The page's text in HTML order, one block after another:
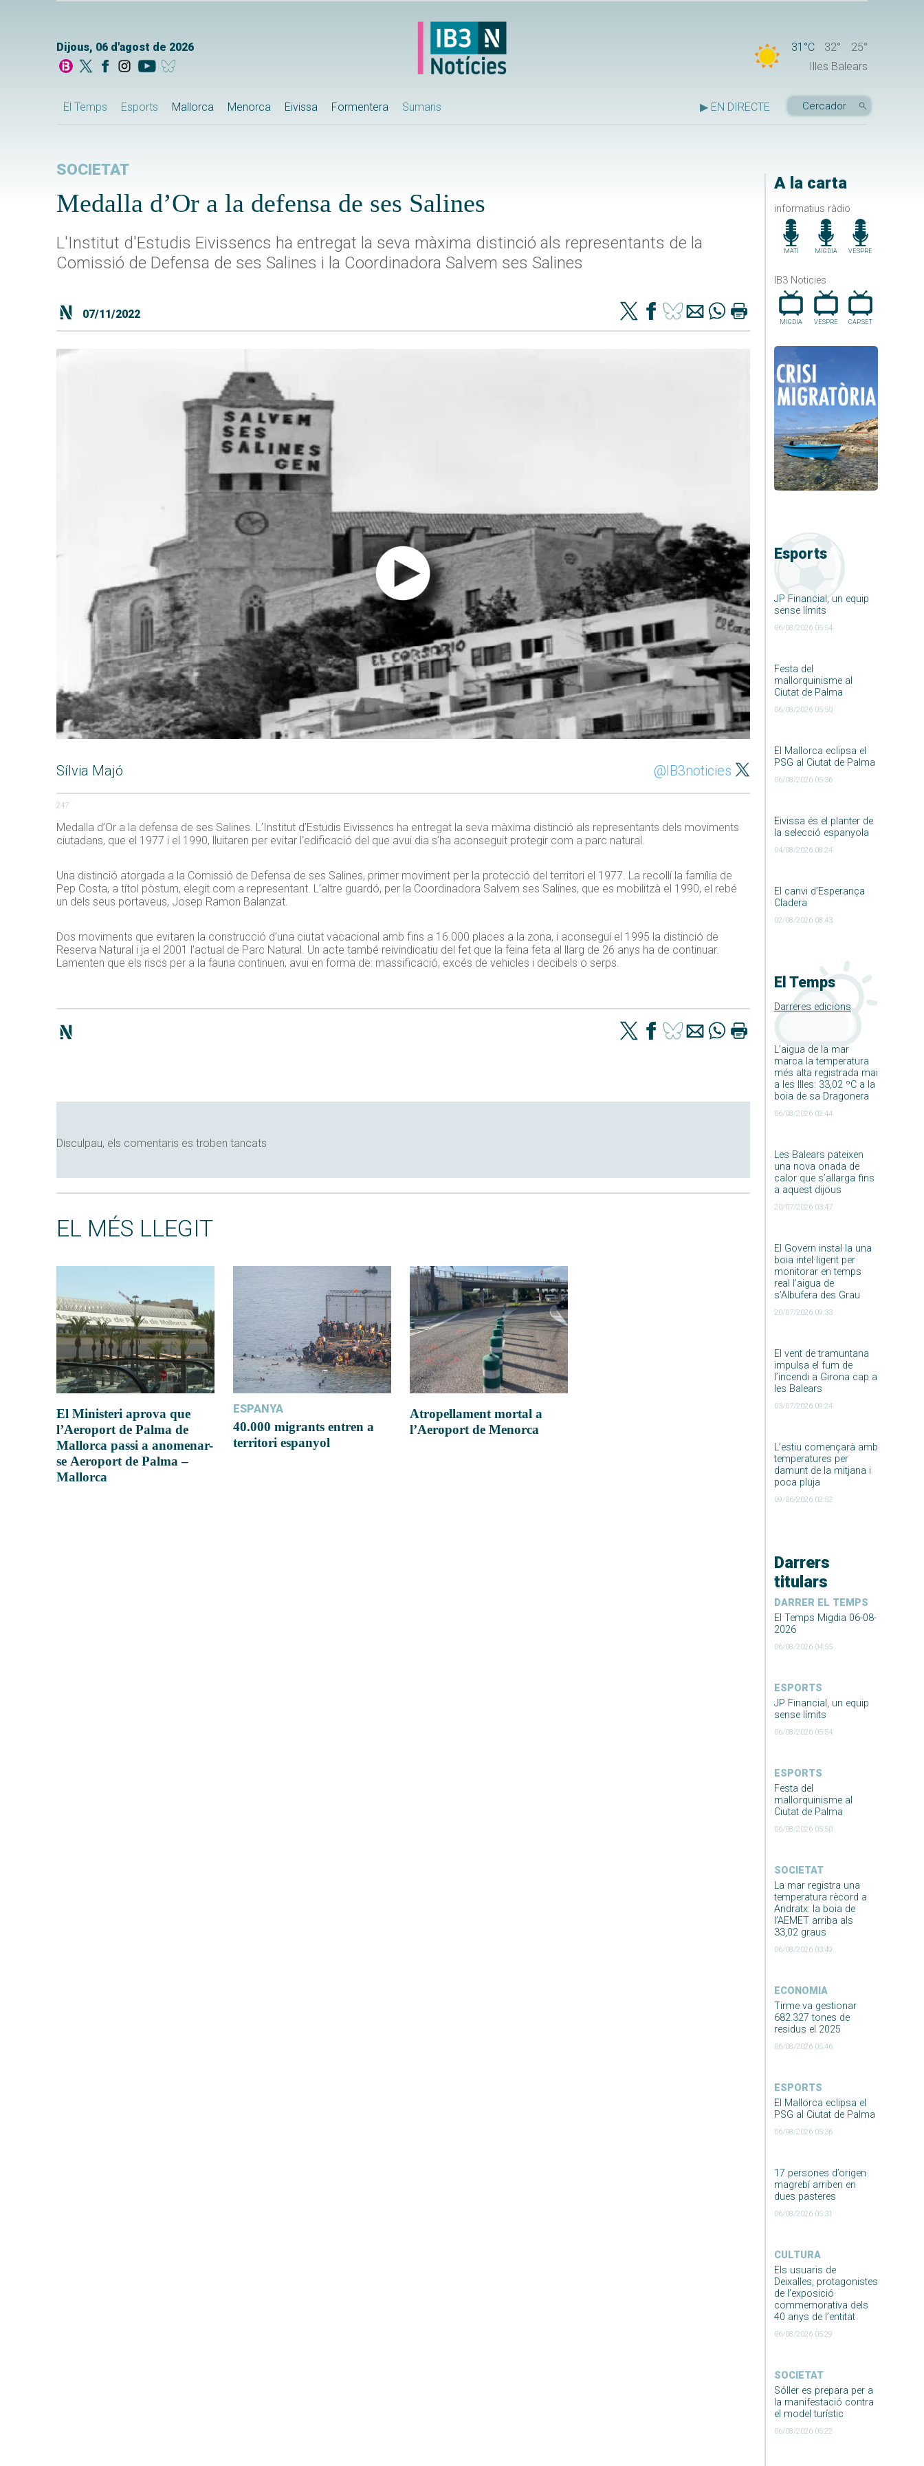
Dijous, 06 d'agost de 2026 31°C 32°
25°
Illes Balears
El Temps Esports Mallorca Menorca Eivissa Formentera Sumaris ▶ EN DIRECTE
A la carta
informatius ràdio
MATÍ MIGDIA VESPRE
IB3 Noticies
MIGDIA VESPRE CAP.SET
Esports
JP Financial, un equip
sense límits
06/08/2026 05:54
Festa del
mallorquinisme al
Ciutat de Palma
06/08/2026 05:50
El Mallorca eclipsa el
PSG al Ciutat de Palma
06/08/2026 05:36
Eivissa és el planter de
la selecció espanyola
04/08/2026 08:24
El canvi d’Esperança
Cladera
02/08/2026 08:43
El Temps
Darreres edicions
L’aigua de la mar
marca la temperatura
més alta registrada mai
a les Illes: 33,02 ºC a la
boia de sa Dragonera
06/08/2026 02:44
Les Balears pateixen
una nova onada de
calor que s’allarga fins
a aquest dijous
20/07/2026 03:47
El Govern instal·la una
boia intel·ligent per
monitorar en temps
real l’aigua de
s’Albufera des Grau
20/07/2026 09:33
El vent de tramuntana
impulsa el fum de
l’incendi a Girona cap a
les Balears
03/07/2026 09:24
L’estiu començarà amb
temperatures per
damunt de la mitjana i
poca pluja
09/06/2026 02:52
Darrers
titulars
DARRER EL TEMPS
El Temps Migdia 06-08-
2026
06/08/2026 04:55
ESPORTS
JP Financial, un equip
sense límits
06/08/2026 05:54
ESPORTS
Festa del
mallorquinisme al
Ciutat de Palma
06/08/2026 05:50
SOCIETAT
La mar registra una
temperatura rècord a
Andratx: la boia de
l’AEMET arriba als
33,02 graus
06/08/2026 03:49
ECONOMIA
Tirme va gestionar
682.327 tones de
residus el 2025
06/08/2026 05:46
ESPORTS
El Mallorca eclipsa el
PSG al Ciutat de Palma
06/08/2026 05:36
17 persones d’origen
magrebí arriben en
dues pasteres
06/08/2026 05:31
CULTURA
Els usuaris de
Deixalles, protagonistes
de l’exposició
commemorativa dels
40 anys de l’entitat
06/08/2026 05:29
SOCIETAT
Sóller es prepara per a
la manifestació contra
el model turístic
06/08/2026 05:22
SOCIETAT
Medalla d’Or a la defensa de ses Salines
L'Institut d'Estudis Eivissencs ha entregat la seva màxima distinció als representants de la
Comissió de Defensa de ses Salines i la Coordinadora Salvem ses Salines
07/11/2022
Sílvia Majó @IB3noticies
247
Medalla d’Or a la defensa de ses Salines. L’Institut d’Estudis Eivissencs ha entregat la seva màxima distinció als representants dels moviments
ciutadans, que el 1977 i el 1990, lluitaren per evitar l’edificació del que avui dia s’ha aconseguit protegir com a parc natural .
Una distinció atorgada a la Comissió de Defensa de ses Salines, primer moviment per la protecció del territori el 1977. La recollí la família de
Pep Costa, a títol pòstum, elegit com a representant. L’altre guardó, per la Coordinadora Salvem ses Salines, que es mobilitzà el 1990, el rebé
un dels seus portaveus, Josep Ramon Balanzat.
Dos moviments que evitaren la construcció d’una ciutat vacacional amb fins a 16.000 places a la zona, i aconseguí el 1995 la distinció de
Reserva Natural i ja el 2001 l’actual de Parc Natural . Un acte també reivindicatiu del fet que la feina feta al llarg de 26 anys ha de continuar.
Lamenten que els riscs per a la fauna continuen, avui en forma de: massificació, excés de vehicles i decibels o serps.
Disculpau, els comentaris es troben tancats
EL MÉS LLEGIT
El Ministeri aprova que
l’Aeroport de Palma de
Mallorca passi a anomenar-
se Aeroport de Palma –
Mallorca
ESPANYA
40.000 migrants entren a
territori espanyol
Atropellament mortal a
l’Aeroport de Menorca